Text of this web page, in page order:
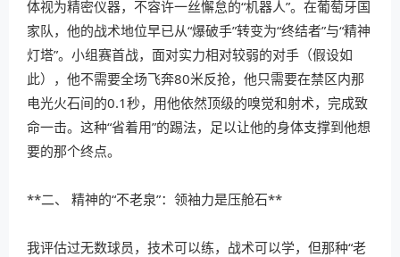
体视为精密仪器，不容许一丝懈怠的“机器人”。在葡萄牙国
家队，他的战术地位早已从“爆破手”转变为“终结者”与“精神
灯塔”。小组赛首战，面对实力相对较弱的对手（假设如
此），他不需要全场飞奔80米反抢，他只需要在禁区内那
电光火石间的0.1秒，用他依然顶级的嗅觉和射术，完成致
命一击。这种“省着用”的踢法，足以让他的身体支撑到他想
要的那个终点。
**二、 精神的“不老泉”：领袖力是压舱石**
我评估过无数球员，技术可以练，战术可以学，但那种“老